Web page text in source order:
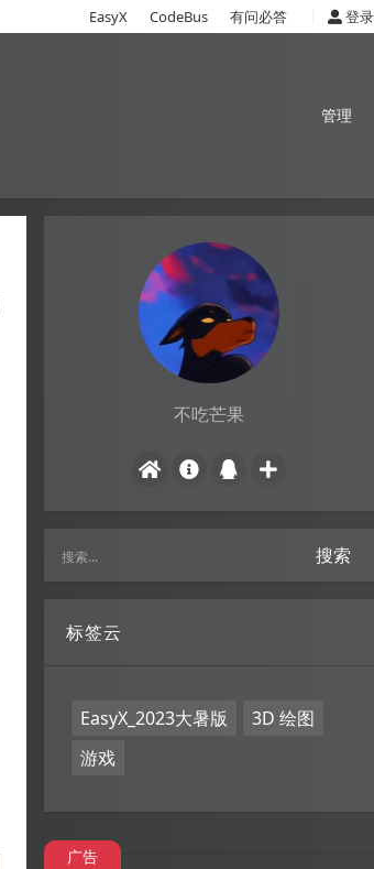
EasyX CodeBus 有问必答 登录
管理
不吃芒果
搜索
标签云
EasyX_2023大暑版
3D 绘图
游戏
广告